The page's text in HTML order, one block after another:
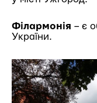
Філармонія – є
України.